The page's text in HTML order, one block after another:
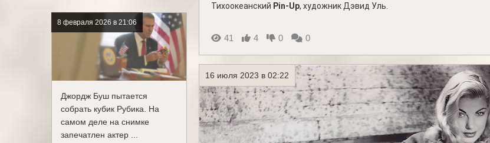
8 февраля 2026 в 21:06
Джордж Буш пытается
собрать кубик Рубика. На
самом деле на снимке
запечатлен актер ...
Тихоокеанский Pin-Up, художник Дэвид Уль.
41 4 0 0
16 июля 2023 в 02:22